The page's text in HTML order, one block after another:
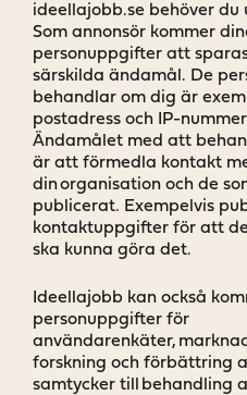
ideellajobb.se behöver
Som annonsör kommer
personuppgifter att
särskilda ändamål. De
behandlar om dig är
postadress och IP-
Ändamålet med att
är att förmedla kontakt
din organisation och de
publicerat. Exempelvis
kontaktuppgifter för att
ska kunna göra det.
Ideellajobb kan också
personuppgifter för
användarenkäter,
forskning och förbättring
samtycker till behandling